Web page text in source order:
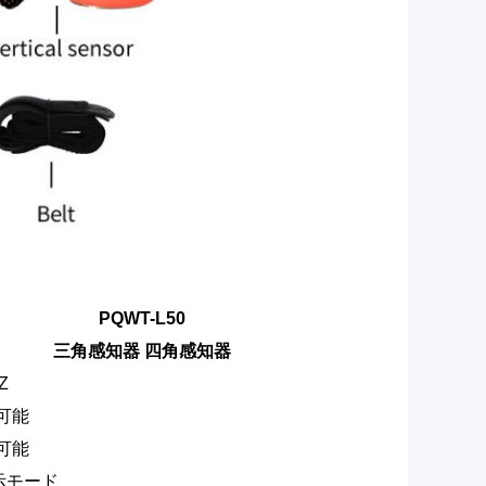
PQWT-L50
三角感知器 四角感知器
能
能
モード